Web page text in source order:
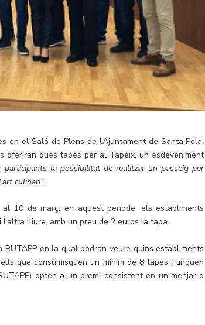
en el Saló de Plens de l’Ajuntament de Santa Pola.
dues tapes per al Tapeix, un esdeveniment
participants la possibilitat de realitzar un passeig per
culinari”.
10 de març, en aquest període, els establiments
lliure, amb un preu de 2 euros la tapa.
en la qual podran veure quins establiments
que consumisquen un mínim de 8 tapes i tinguen
opten a un premi consistent en un menjar o